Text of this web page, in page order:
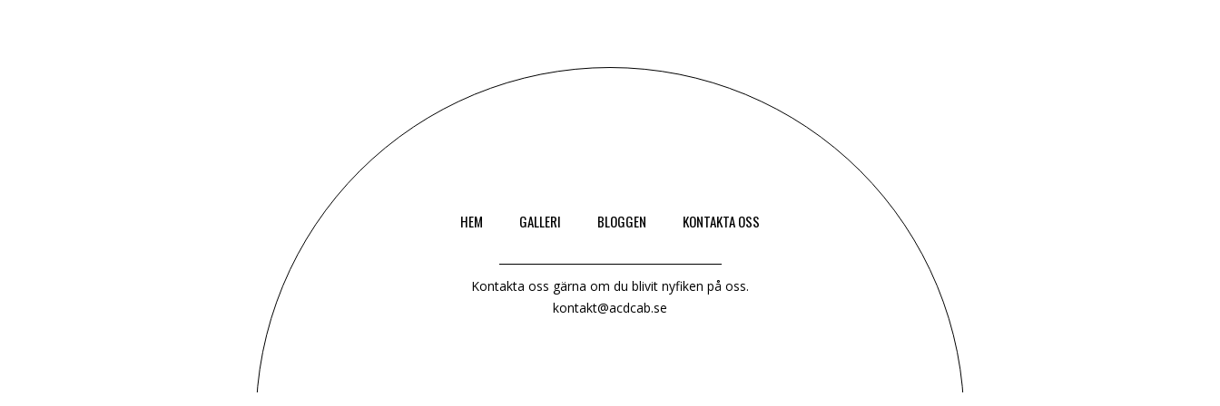
HEM GALLERI BLOGGEN KONTAKTA OSS
Kontakta oss gärna om du blivit nyfiken på oss.
kontakt@acdcab.se